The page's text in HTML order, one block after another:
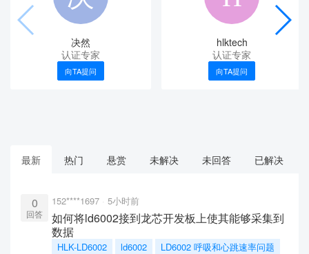
决然
认证专家
向TA提问
hlktech
认证专家
向TA提问
最新 热门 悬赏 未解决 未回答 已解决
0
回答
152****1697 5小时前
如何将ld6002接到龙芯开发板上使其能够采集到
数据
HLK-LD6002 ld6002 LD6002 呼吸和心跳速率问题